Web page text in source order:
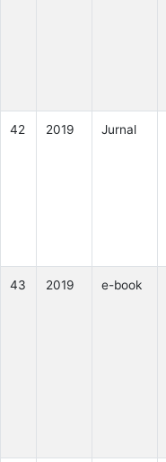
42 2019 Jurnal
43 2019 e-book